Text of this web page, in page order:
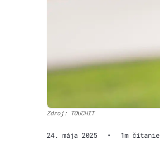
Zdroj: TOUCHIT
24. mája 2025 • 1m čítanie